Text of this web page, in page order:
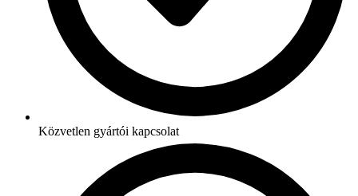
Közvetlen gyártói kapcsolat